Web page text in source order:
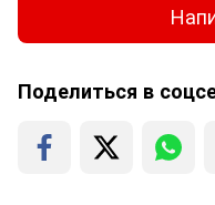
Поделиться в